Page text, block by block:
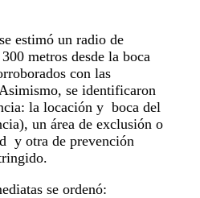
estimó un radio de
metros desde la boca
con las
se identificaron
la locación y boca del
un área de exclusión o
y otra de prevención
se ordenó: